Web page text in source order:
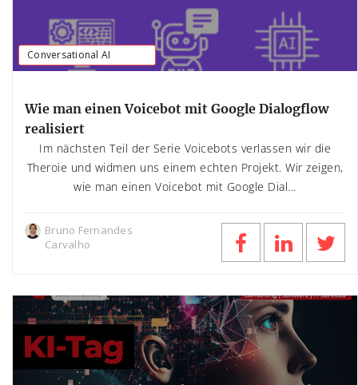
Conversational AI
Wie man einen Voicebot mit Google Dialogflow
realisiert
Im nächsten Teil der Serie Voicebots verlassen wir die
Theroie und widmen uns einem echten Projekt. Wir zeigen,
wie man einen Voicebot mit Google Dial...
Bruno Fernandes
Carvalho